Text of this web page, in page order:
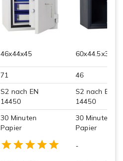
46x44x45 60x44.5x39
71 46
S2 nach EN
14450
S2 nach EN
14450
30 Minuten
Papier
30 Minuten
Papier
Empty
-